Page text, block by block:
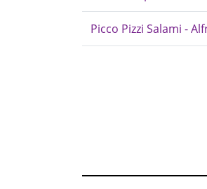
Picco Pizzi Salami -